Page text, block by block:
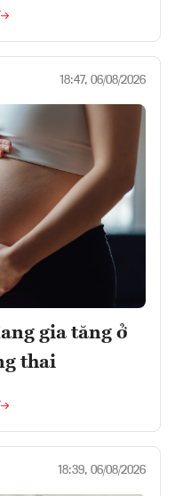
18:47, 06/08/2026
gia tăng ở
thai
18:39, 06/08/2026